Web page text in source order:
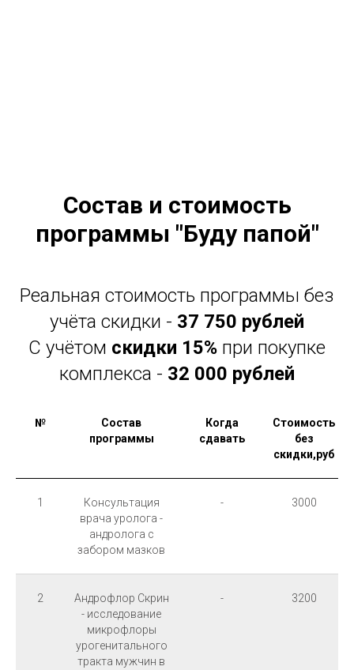
Состав и стоимость
программы "Буду папой"
Реальная стоимость программы без
учёта скидки - 37 750 рублей
С учётом скидки 15% при покупке
комплекса - 32 000 рублей
№
Состав
программы
Когда
сдавать
Стоимость
без
скидки,руб
1
Консультация
врача уролога -
андролога с
забором мазков
- 3000
2
Андрофлор Скрин
- исследование
микрофлоры
урогенитального
тракта мужчин в
- 3200